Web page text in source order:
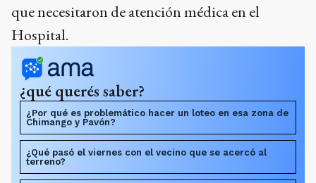
que necesitaron de atención médica en el
Hospital.
¿qué querés saber?
¿Por qué es problemático hacer un loteo en esa zona de
Chimango y Pavón?
¿Qué pasó el viernes con el vecino que se acercó al
terreno?